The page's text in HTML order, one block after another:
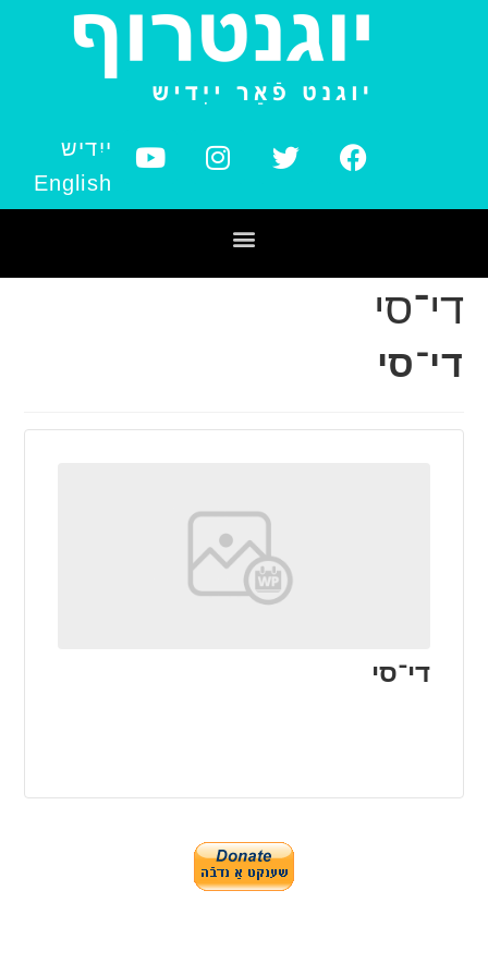
ייִדיש
English
די־סי
די־סי
די־סי